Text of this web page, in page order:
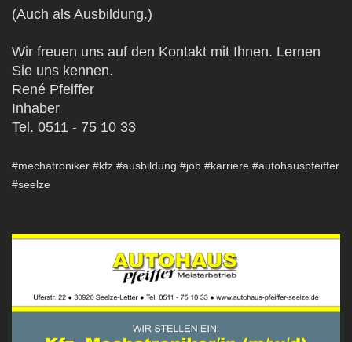
(Auch als Ausbildung.)
Wir freuen uns auf den Kontakt mit Ihnen. Lernen
Sie uns kennen.
René Pfeiffer
Inhaber
Tel. 0511 - 75 10 33
#mechatroniker #kfz #ausbildung #job #karriere #autohauspfeiffer
#seelze